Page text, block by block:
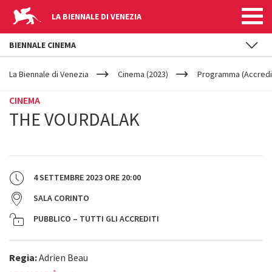
LA BIENNALE DI VENEZIA
YOUR
ARE
La Biennale di Venezia Cinema (2023) Programma
CINEMA
THE VOURDALAK
4 SETTEMBRE 2023 ORE 20:00
SALA CORINTO
PUBBLICO – TUTTI GLI ACCREDITI
Regia:Adrien Beau
BIENNALE CINEMA